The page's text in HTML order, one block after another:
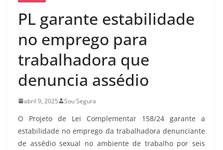
PL garante estabilidade
no emprego para
trabalhadora que
denuncia assédio
abril 9, 2025 Sou Segura
O Projeto de Lei Complementar 158/24 garante a
estabilidade no emprego da trabalhadora denunciante
de assédio sexual no ambiente de trabalho por seis